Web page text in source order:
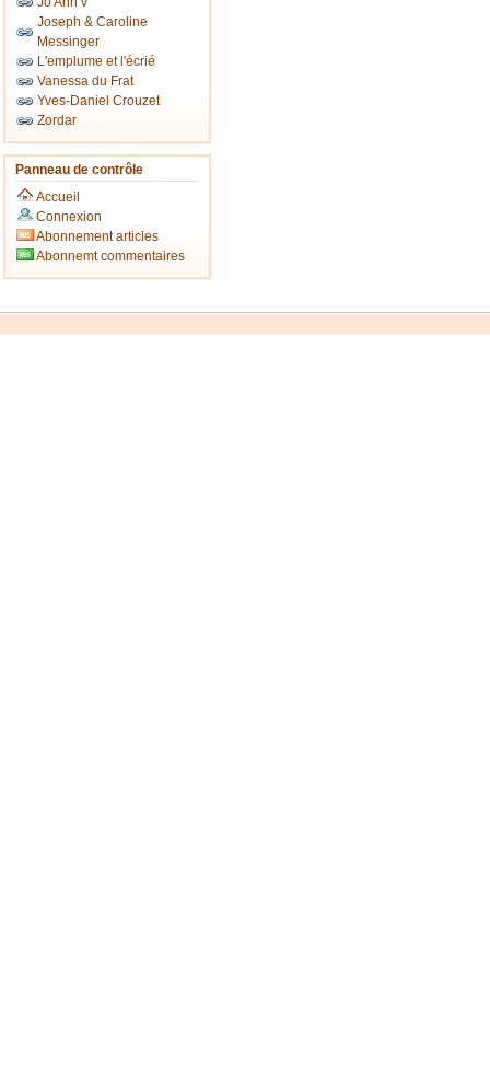
Joseph & Caroline
Messinger
L'emplume et l'écrié
Vanessa du Frat
Yves-Daniel Crouzet
Zordar
Panneau de contrôle
Accueil
Connexion
Abonnement articles
Abonnemt commentaires